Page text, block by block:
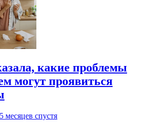
какие проблемы
могут проявиться
5 месяцев спустя